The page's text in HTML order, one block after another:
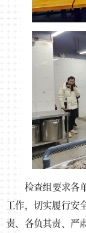
检查组要求各
工作，切实履行安
责、各负其责、严